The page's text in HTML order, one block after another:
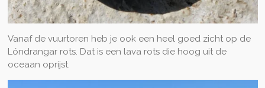
Vanaf de vuurtoren heb je ook een heel goed zicht op de
Lóndrangar rots. Dat is een lava rots die hoog uit de
oceaan oprijst.